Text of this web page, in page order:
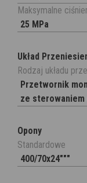
Maksymalne
25 MPa
Układ
Rodzaj układu
Przetwornik
ze
Opony
Standardowe
400/70x24"""